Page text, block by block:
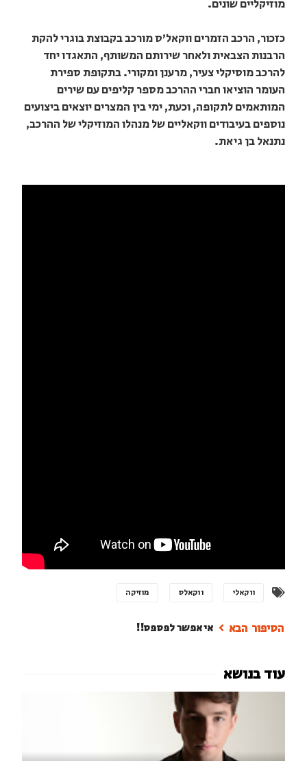
מוזיקליים שונים.
כזכור, הרכב הזמרים ווקאל'ס מורכב בקבוצת בוגרי להקת
הרבנות הצבאית ולאחר שירותם המשותף, התאגדו יחד
להרכב מוסיקלי צעיר, מרענן ומקורי. בתקופת ספירת
העומר הוציאו חברי ההרכב מספר קליפים עם שירים
המותאמים לתקופה, וכעת, ימי בין המצרים יוצאים ביצועים
נוספים בעיבודים ווקאליים של מנהלו המוזיקלי של ההרכב,
נתנאל בן גיאת.
ווקאלי ווקאלס מוזיקה
אי אפשר לפספס!!